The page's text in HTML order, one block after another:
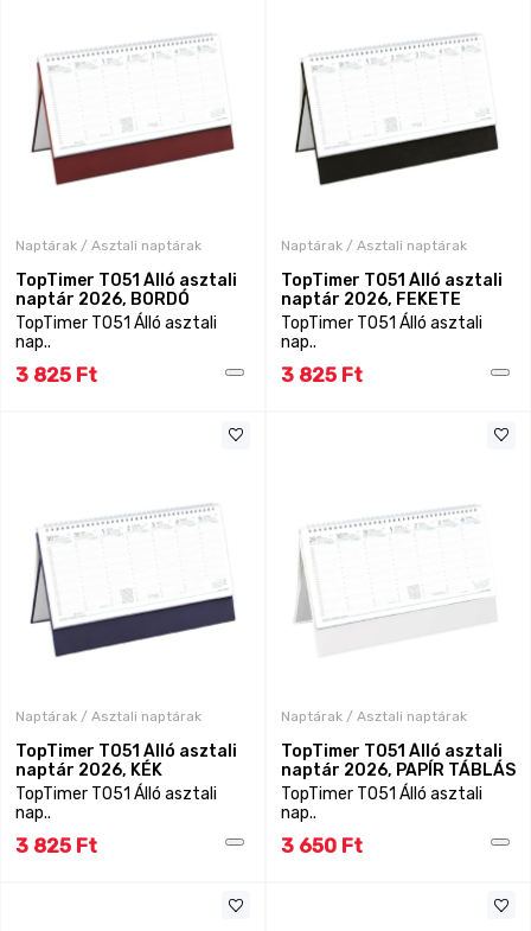
Naptárak / Asztali naptárak
TopTimer T051 Álló asztali
naptár 2026, BORDÓ
TopTimer T051 Álló asztali
nap..
3 825 Ft
Naptárak / Asztali naptárak
TopTimer T051 Álló asztali
naptár 2026, FEKETE
TopTimer T051 Álló asztali
nap..
3 825 Ft
Naptárak / Asztali naptárak
TopTimer T051 Álló asztali
naptár 2026, KÉK
TopTimer T051 Álló asztali
nap..
3 825 Ft
Naptárak / Asztali naptárak
TopTimer T051 Álló asztali
naptár 2026, PAPÍR TÁBLÁS
TopTimer T051 Álló asztali
nap..
3 650 Ft